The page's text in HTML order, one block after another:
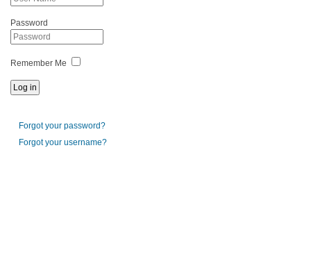
Password
Remember Me
Forgot your password?
Forgot your username?